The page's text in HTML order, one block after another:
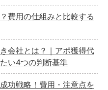
費用の仕組みと比較する
会社とは？｜アポ獲得代
い4つの判断基準
功戦略！費用・注意点を